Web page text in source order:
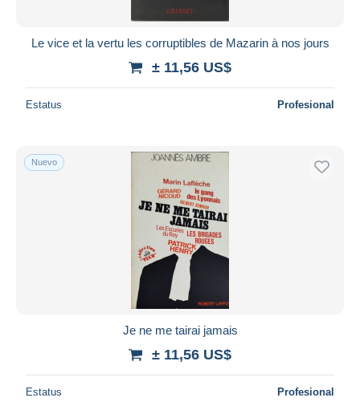
Le vice et la vertu les corruptibles de Mazarin à nos jours
± 11,56 US$
Estatus Profesional
Nuevo
Je ne me tairai jamais
± 11,56 US$
Estatus Profesional